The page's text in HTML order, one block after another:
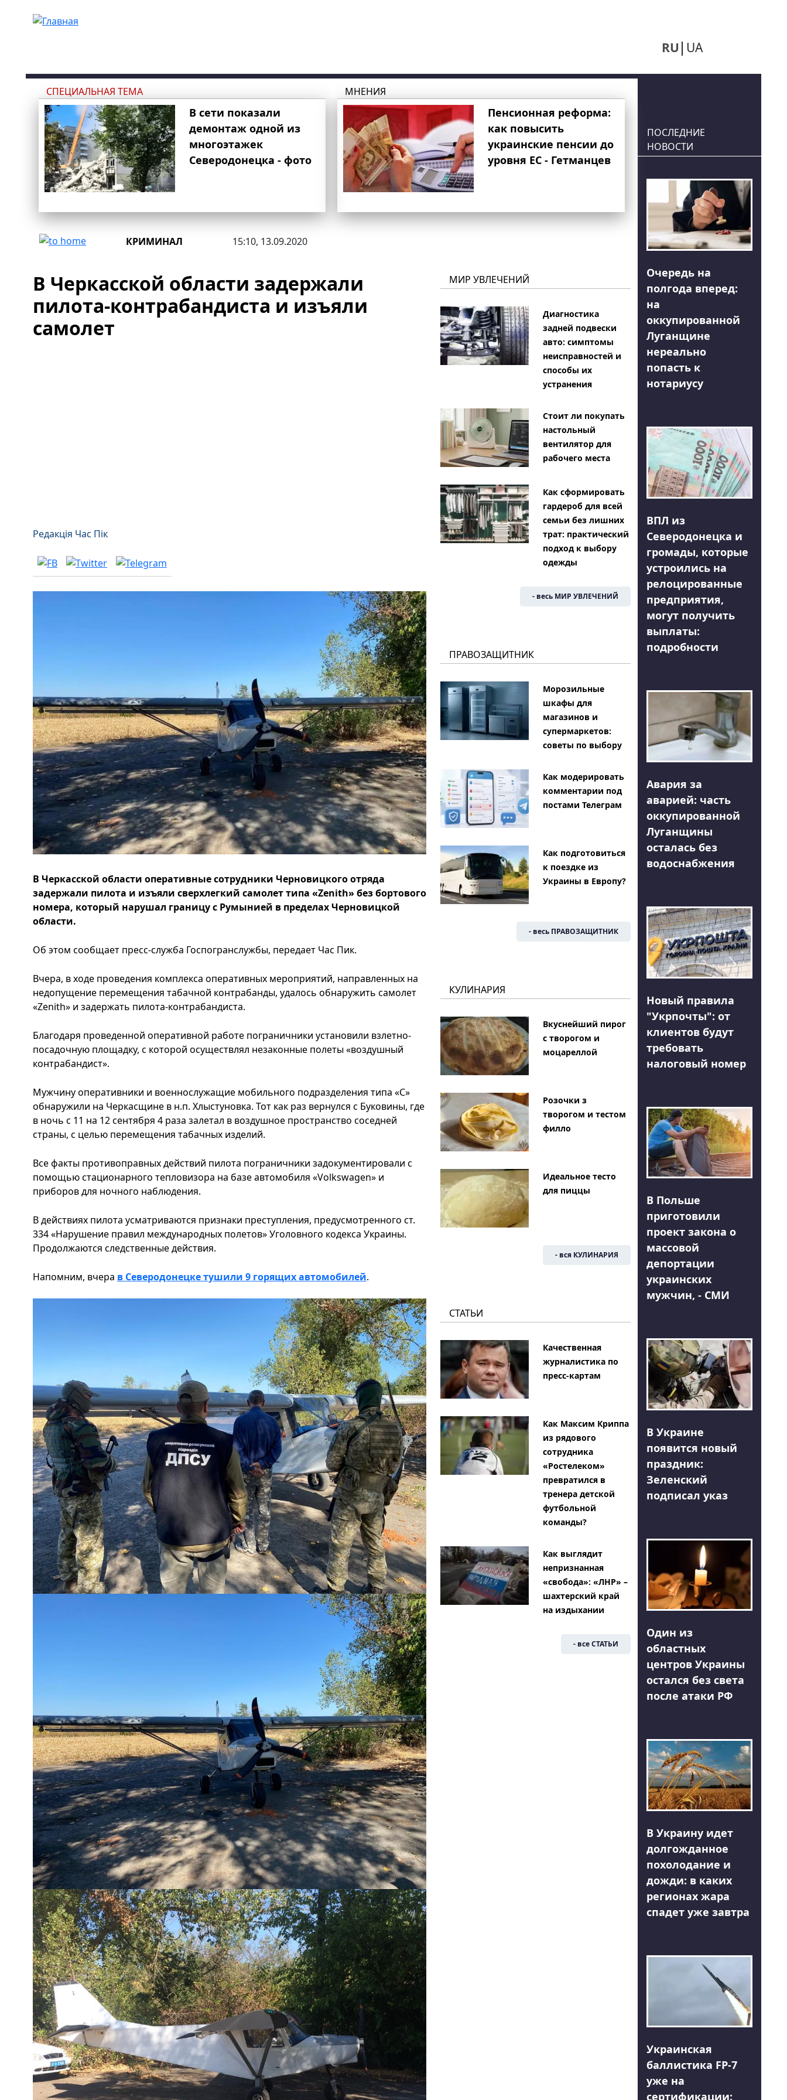
RU UA
СПЕЦИАЛЬНАЯ ТЕМА
В сети показали
демонтаж одной из
многоэтажек
Северодонецка - фото
МНЕНИЯ
Пенсионная реформа:
как повысить
украинские пенсии до
уровня ЕС - Гетманцев
КРИМИНАЛ 15:10, 13.09.2020
В Черкасской области задержали
пилота-контрабандиста и изъяли
самолет
Редакція Час Пік
В Черкасской области оперативные сотрудники Черновицкого отряда
задержали пилота и изъяли сверхлегкий самолет типа «Zenith» без бортового
номера, который нарушал границу с Румынией в пределах Черновицкой
области.
Об этом сообщает пресс-служба Госпогранслужбы, передает Час Пик.
Вчера, в ходе проведения комплекса оперативных мероприятий, направленных на
недопущение перемещения табачной контрабанды, удалось обнаружить самолет
«Zenith» и задержать пилота-контрабандиста.
Благодаря проведенной оперативной работе пограничники установили взлетно-
посадочную площадку, с которой осуществлял незаконные полеты «воздушный
контрабандист».
Мужчину оперативники и военнослужащие мобильного подразделения типа «С»
обнаружили на Черкасщине в н.п. Хлыстуновка. Тот как раз вернулся с Буковины, где
в ночь с 11 на 12 сентября 4 раза залетал в воздушное пространство соседней
страны, с целью перемещения табачных изделий.
Все факты противоправных действий пилота пограничники задокументировали с
помощью стационарного тепловизора на базе автомобиля «Volkswagen» и
приборов для ночного наблюдения.
В действиях пилота усматриваются признаки преступления, предусмотренного ст.
334 «Нарушение правил международных полетов» Уголовного кодекса Украины.
Продолжаются следственные действия.
Напомним, вчера в Северодонецке тушили 9 горящих автомобилей.
МИР УВЛЕЧЕНИЙ
Диагностика
задней подвески
авто: симптомы
неисправностей и
способы их
устранения
Стоит ли покупать
настольный
вентилятор для
рабочего места
Как сформировать
гардероб для всей
семьи без лишних
трат: практический
подход к выбору
одежды
- весь МИР УВЛЕЧЕНИЙ
ПРАВОЗАЩИТНИК
Морозильные
шкафы для
магазинов и
супермаркетов:
советы по выбору
Как модерировать
комментарии под
постами Телеграм
Как подготовиться
к поездке из
Украины в Европу?
- весь ПРАВОЗАЩИТНИК
КУЛИНАРИЯ
Вкуснейший пирог
с творогом и
моцареллой
Розочки з
творогом и тестом
филло
Идеальное тесто
для пиццы
- вся КУЛИНАРИЯ
СТАТЬИ
Качественная
журналистика по
пресс-картам
Как Максим Криппа
из рядового
сотрудника
«Ростелеком»
превратился в
тренера детской
футбольной
команды?
Как выглядит
непризнанная
«свобода»: «ЛНР» –
шахтерский край
на издыхании
- все СТАТЬИ
ПОСЛЕДНИЕ
НОВОСТИ
Очередь на
полгода вперед:
на
оккупированной
Луганщине
нереально
попасть к
нотариусу
ВПЛ из
Северодонецка и
громады, которые
устроились на
релоцированные
предприятия,
могут получить
выплаты:
подробности
Авария за
аварией: часть
оккупированной
Луганщины
осталась без
водоснабжения
Новый правила
"Укрпочты": от
клиентов будут
требовать
налоговый номер
В Польше
приготовили
проект закона о
массовой
депортации
украинских
мужчин, - СМИ
В Украине
появится новый
праздник:
Зеленский
подписал указ
Один из
областных
центров Украины
остался без света
после атаки РФ
В Украину идет
долгожданное
похолодание и
дожди: в каких
регионах жара
спадет уже завтра
Украинская
баллистика FP-7
уже на
сертификации: